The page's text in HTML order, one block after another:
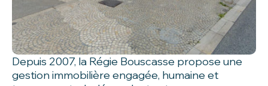
Depuis 2007, la Régie Bouscasse propose une
gestion immobilière engagée, humaine et